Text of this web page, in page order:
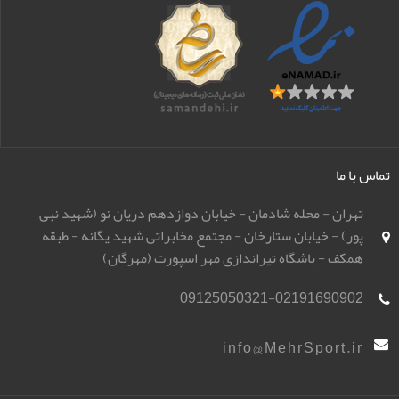
تماس با ما
تهران - محله شادمان - خیابان دوازدهم دریان نو (شهید نبی
پور) - خیابان ستارخان - مجتمع مخابراتی شهید یگانه - طبقه
همکف - باشگاه تیراندازی مهر اسپورت (مهرگان)
09125050321-02191690902
info@MehrSport.ir